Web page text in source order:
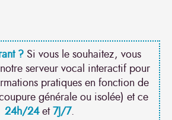
?Si vous le souhaitez, vous
serveur vocal interactif pour
pratiques en fonction de
générale ou isolée) et ce
24h/24et7J/7.